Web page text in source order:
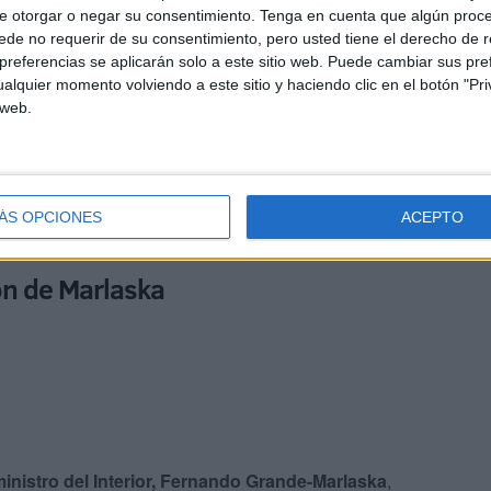
otorgar o negar su consentimiento. Tenga en cuenta que algún
no requerir de su consentimiento, pero usted tiene el derecho de
se aplicarán solo a este sitio web. Puede cambiar sus
momento volviendo a este sitio y haciendo clic en el botón
OPCIONES ACEPTO
disponían de armas largas de guerra, en
de droga “escoltadas por pistoleros muy bien
la Policía, y les han disparado al grito de “a por los
inmediaciones de la nave en la que se han
de Isla Mayor.
de Marlaska
del Interior, Fernando Grande-Marlaska,